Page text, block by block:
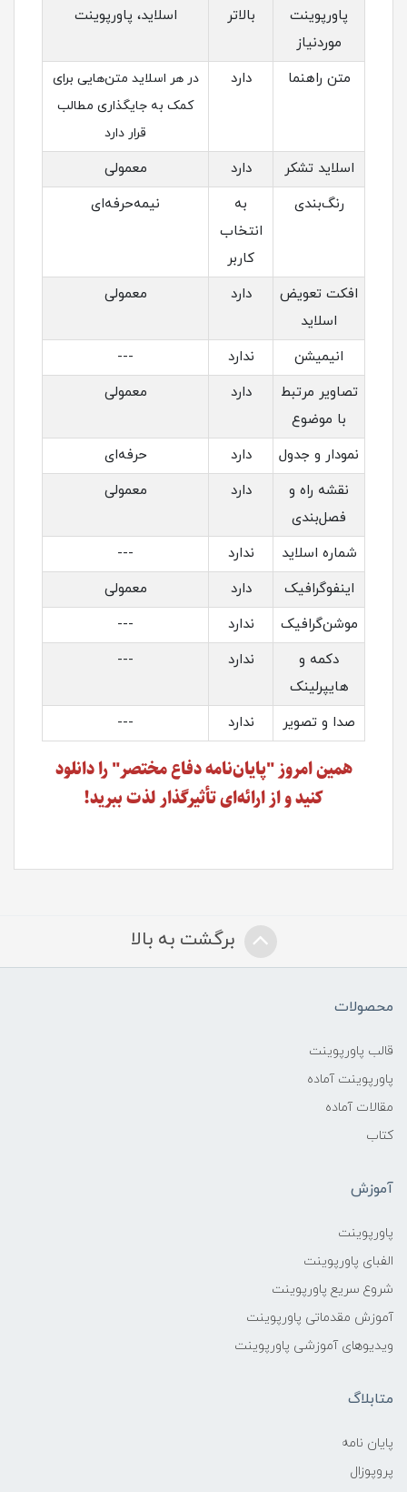
پاورپوینت
موردنیاز
بالاتر
اسلاید، پاورپوینت
متن راهنما دارد
در هر اسلاید متن‌هایی برای
کمک به جایگذاری مطالب
قرار دارد
اسلاید تشکر دارد
معمولی
رنگ‌بندی
به
انتخاب
کاربر
نیمه‌حرفه‌ای
افکت تعویض
اسلاید
دارد معمولی
انیمیشن ندارد
---
تصاویر مرتبط
با موضوع
دارد معمولی
نمودار و جدول دارد
حرفه‌ای
نقشه راه و
فصل‌بندی
دارد معمولی
شماره اسلاید ندارد
---
اینفوگرافیک
دارد
معمولی
موشن‌گرافیک
ندارد
---
دکمه و
هایپرلینک
ندارد ---
صدا و تصویر ندارد ---
همین امروز "پایان‌نامه دفاع مختصر" را دانلود
کنید و از ارائه‌ای تأثیرگذار لذت ببرید!
برگشت به بالا
محصولات
قالب پاورپوینت
پاورپوینت آماده
مقالات آماده
کتاب
آموزش
پاورپوینت
الفبای پاورپوینت
شروع سریع پاورپوینت
آموزش مقدماتی پاورپوینت
ویدیوهای آموزشی پاورپوینت
متابلاگ
پایان نامه
پروپوزال